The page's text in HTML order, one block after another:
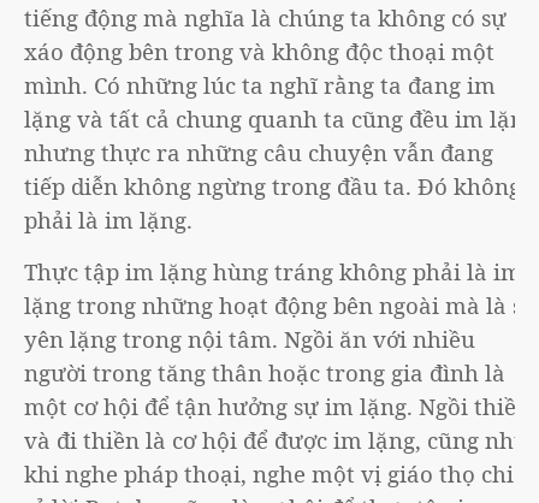
tiếng động mà nghĩa là chúng ta không có sự
xáo động bên trong và không độc thoại một
mình. Có những lúc ta nghĩ rằng ta đang im
lặng và tất cả chung quanh ta cũng đều im lặng
nhưng thực ra những câu chuyện vẫn đang
tiếp diễn không ngừng trong đầu ta. Đó không
phải là im lặng.
Thực tập im lặng hùng tráng không phải là im
lặng trong những hoạt động bên ngoài mà là sự
yên lặng trong nội tâm. Ngồi ăn với nhiều
người trong tăng thân hoặc trong gia đình là
một cơ hội để tận hưởng sự im lặng. Ngồi thiền
và đi thiền là cơ hội để được im lặng, cũng như
khi nghe pháp thoại, nghe một vị giáo thọ chia